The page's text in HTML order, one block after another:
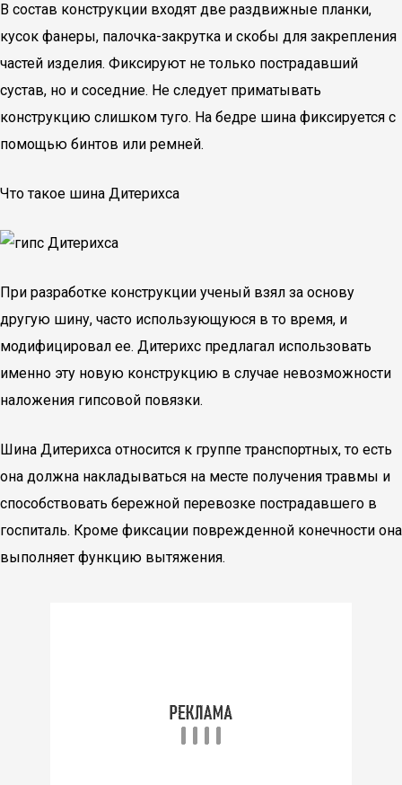
В состав конструкции входят две раздвижные планки,
кусок фанеры, палочка-закрутка и скобы для закрепления
частей изделия. Фиксируют не только пострадавший
сустав, но и соседние. Не следует приматывать
конструкцию слишком туго. На бедре шина фиксируется с
помощью бинтов или ремней.
Что такое шина Дитерихса
При разработке конструкции ученый взял за основу
другую шину, часто использующуюся в то время, и
модифицировал ее. Дитерихс предлагал использовать
именно эту новую конструкцию в случае невозможности
наложения гипсовой повязки.
Шина Дитерихса относится к группе транспортных, то есть
она должна накладываться на месте получения травмы и
способствовать бережной перевозке пострадавшего в
госпиталь. Кроме фиксации поврежденной конечности она
выполняет функцию вытяжения.